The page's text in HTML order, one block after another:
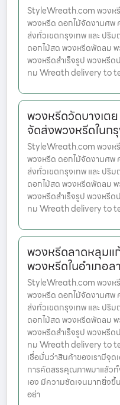
StyleWreath.com พวงห
พวงหรีด ดอกไม้จัดงานศพ
ส่งทั่วเขตกรุงเทพ และ ปริ
ดอกไม้สด พวงหรีดพัดลม
พวงหรีดสำเร็จรูป พวงหรี
ทม Wreath delivery to
พวงหรีดวัดบางเต
จัดส่งพวงหรีดในก
StyleWreath.com พวงห
พวงหรีด ดอกไม้จัดงานศพ
ส่งทั่วเขตกรุงเทพ และ ปริ
ดอกไม้สด พวงหรีดพัดลม
พวงหรีดสำเร็จรูป พวงหรี
ทม Wreath delivery to
พวงหรีดลาดหลุมแ
พวงหรีดในอำเภอ
StyleWreath.com พวงห
พวงหรีด ดอกไม้จัดงานศพ
ส่งทั่วเขตกรุงเทพ และ ปริ
ดอกไม้สด พวงหรีดพัดลม
พวงหรีดสำเร็จรูป พวงหรี
ทม Wreath delivery to
เชื่อมั่นว่าสินค้าของเรามีจุ
การคัดสรรคุณภาพมาแล้ว
เอง มีความชัดเจนมากยิ่ง
อย่า